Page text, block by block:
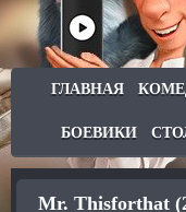
ГЛАВНАЯ
БОЕВИКИ
Mr. Thisforthat